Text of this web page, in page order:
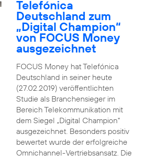
Telefónica
Deutschland zum
„Digital Champion“
von FOCUS Money
ausgezeichnet
FOCUS Money hat Telefónica
Deutschland in seiner heute
(27.02.2019) veröffentlichten
Studie als Branchensieger im
Bereich Telekommunikation mit
dem Siegel „Digital Champion“
ausgezeichnet. Besonders positiv
bewertet wurde der erfolgreiche
Omnichannel-Vertriebsansatz. Die